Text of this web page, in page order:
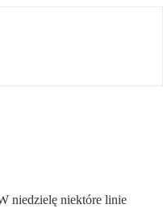
niedzielę niektóre linie